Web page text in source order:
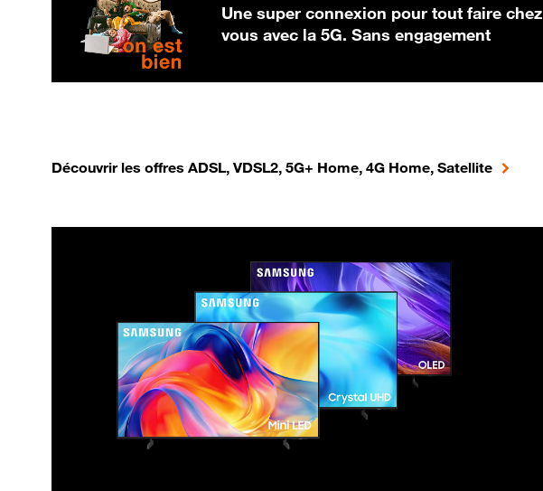
Une super connexion pour tout faire chez
vous avec la 5G. Sans engagement
Découvrir les offres ADSL, VDSL2, 5G+ Home, 4G Home, Satellite